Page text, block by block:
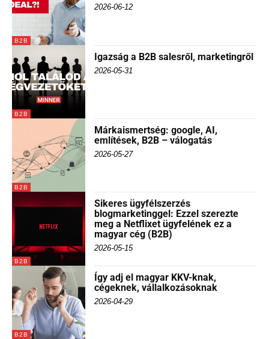
B2B
2026-06-12
B2B
Igazság a B2B salesről, marketingről
2026-05-31
B2B
Márkaismertség: google, AI,
említések, B2B – válogatás
2026-05-27
B2B
Sikeres ügyfélszerzés
blogmarketinggel: Ezzel szerezte
meg a Netflixet ügyfelének ez a
magyar cég (B2B)
2026-05-15
B2B
Így adj el magyar KKV-knak,
cégeknek, vállalkozásoknak
2026-04-29